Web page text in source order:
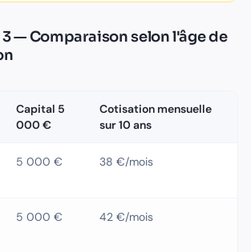
— Comparaison selon l'âge de
Capital 5
000 €
Cotisation mensuelle
sur 10 ans
5 000 € 38 €/mois
5 000 € 42 €/mois